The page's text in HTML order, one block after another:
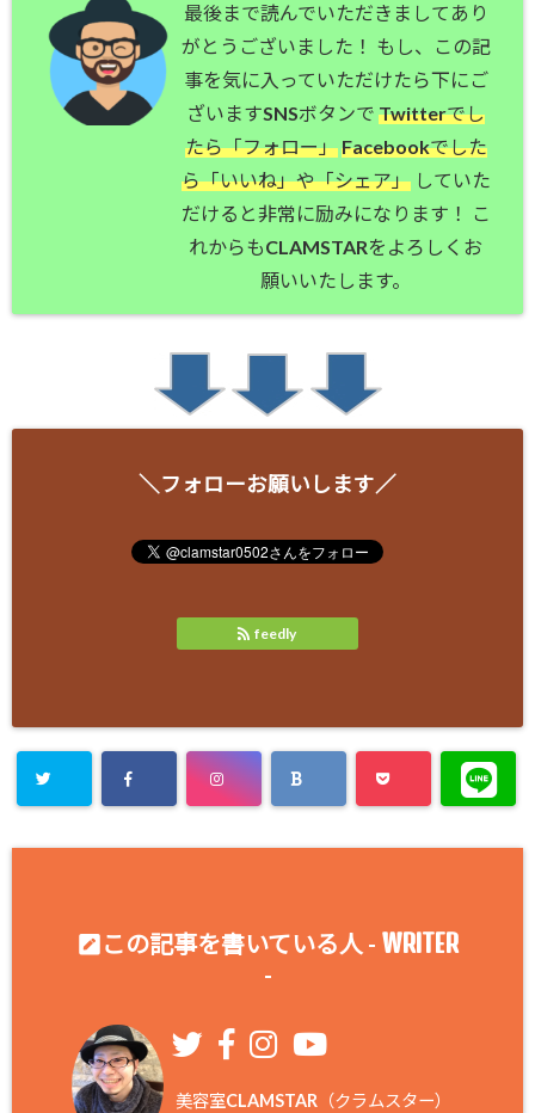
最後まで読んでいただきましてあり
がとうございました！ もし、この記
事を気に入っていただけたら下にご
ざいますSNSボタンでTwitterでし
たら「フォロー」Facebookでした
ら「いいね」や「シェア」していた
だけると非常に励みになります！ こ
れからもCLAMSTARをよろしくお
願いいたします。
＼フォローお願いします／
feedly
この記事を書いている人 - WRITER
-
美容室CLAMSTAR（クラムスター）